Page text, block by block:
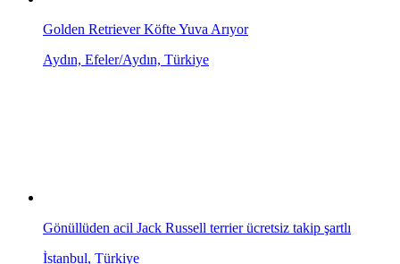
Golden Retriever Köfte Yuva Arıyor
Aydın, Efeler/Aydın, Türkiye
Gönüllüden acil Jack Russell terrier ücretsiz takip şartlı
İstanbul, Türkiye